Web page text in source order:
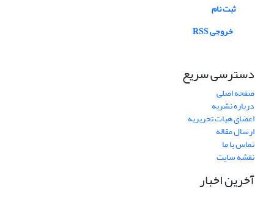
ثبت نام
خروجی RSS
دسترسی سریع
صفحه اصلی
درباره نشریه
اعضای هیات تحریریه
ارسال مقاله
تماس با ما
نقشه سایت
آخرین اخبار